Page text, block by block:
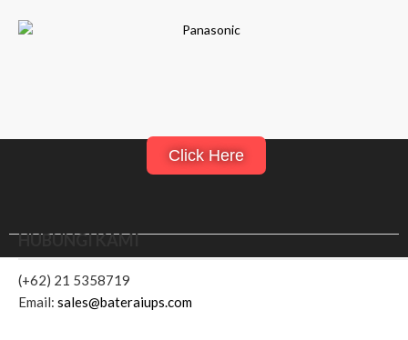
Click Here
HUBUNGI KAMI
(+62) 21 5358719
Email: sales@bateraiups.com